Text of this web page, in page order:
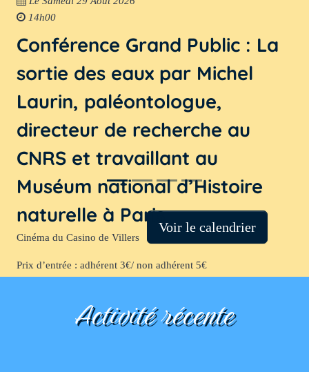
14h00
Conférence Grand Public : La
sortie des eaux par Michel
Laurin, paléontologue,
directeur de recherche au
CNRS et travaillant au
Muséum national d’Histoire
naturelle à Paris
Cinéma du Casino de Villers
Prix d’entrée : adhérent 3€/ non adhérent 5€
Voir le calendrier
Activité récente